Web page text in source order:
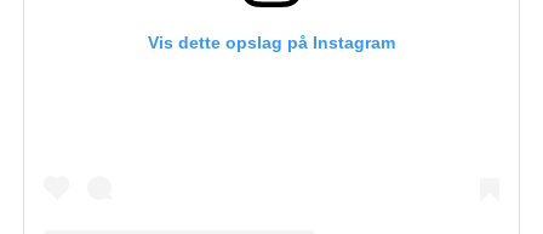
Vis dette opslag på Instagram